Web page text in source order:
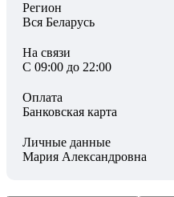
Регион
Вся Беларусь
На связи
С 09:00 до 22:00
Оплата
Банковская карта
Личные данные
Мария Александровна